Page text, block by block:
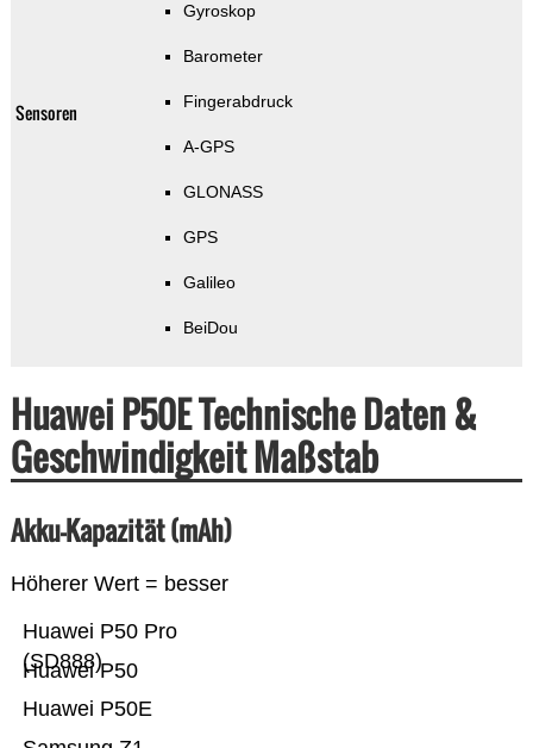
Sensoren
Gyroskop
Barometer
Fingerabdruck
A-GPS
GLONASS
GPS
Galileo
BeiDou
Huawei P50E Technische Daten &
Geschwindigkeit Maßstab
Akku-Kapazität (mAh)
Höherer Wert = besser
Huawei P50E
Huawei P50
Huawei P50 Pro
(SD888)